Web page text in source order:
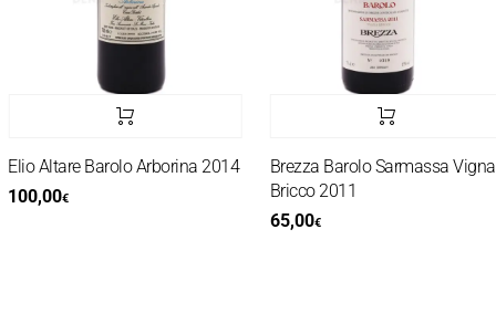
Altare Barolo Arborina 2014
€
Brezza Barolo Sarmassa Vigna
Bricco 2011
65,00€